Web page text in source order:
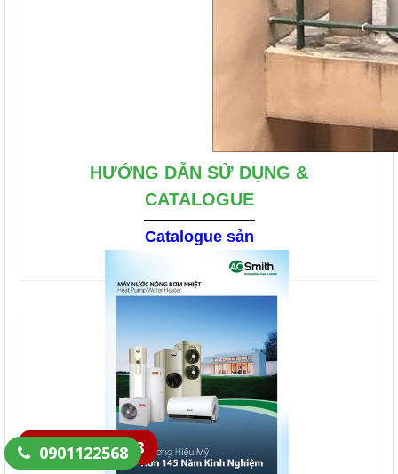
0901122568
HƯỚNG DẪN SỬ DỤNG &
CATALOGUE
Catalogue sản
phẩm máy
nước nóng
0901122568